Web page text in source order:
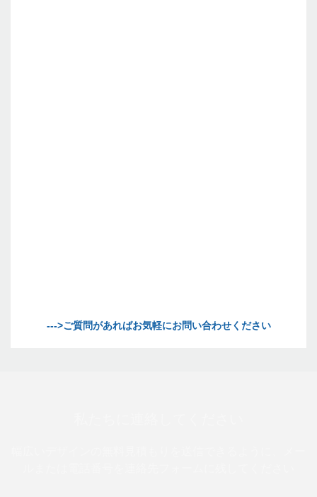
--->ご質問があればお気軽にお問い合わせください